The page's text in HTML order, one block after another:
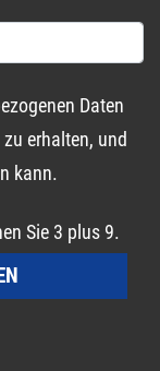
Daten
erhalten, und
kann.
Sie 3 plus 9.